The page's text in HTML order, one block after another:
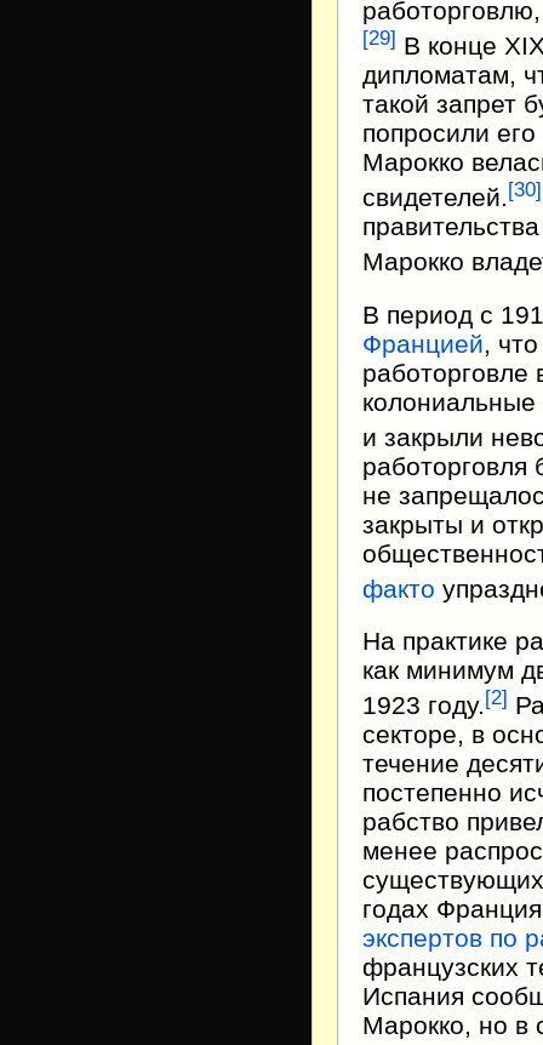
[29] В конце
дипломатам,
такой запрет
попросили
Марокко
свидетелей.[30]
Марокко
В период с
Францией,
работорговле
и закрыли
работорговля
не
закрыты и
факто
На практике
как минимум
1923 году.[2]
секторе, в
течение
постепенно
рабство
менее
годах
экспертов по
французских
Испания
Марокко, но в